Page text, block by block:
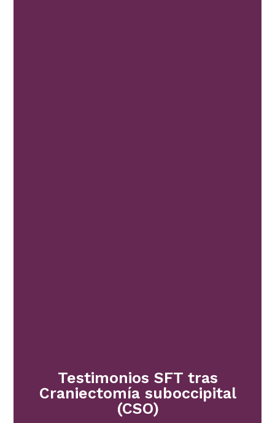
Testimonios SFT tras
Craniectomía suboccipital
(CSO)